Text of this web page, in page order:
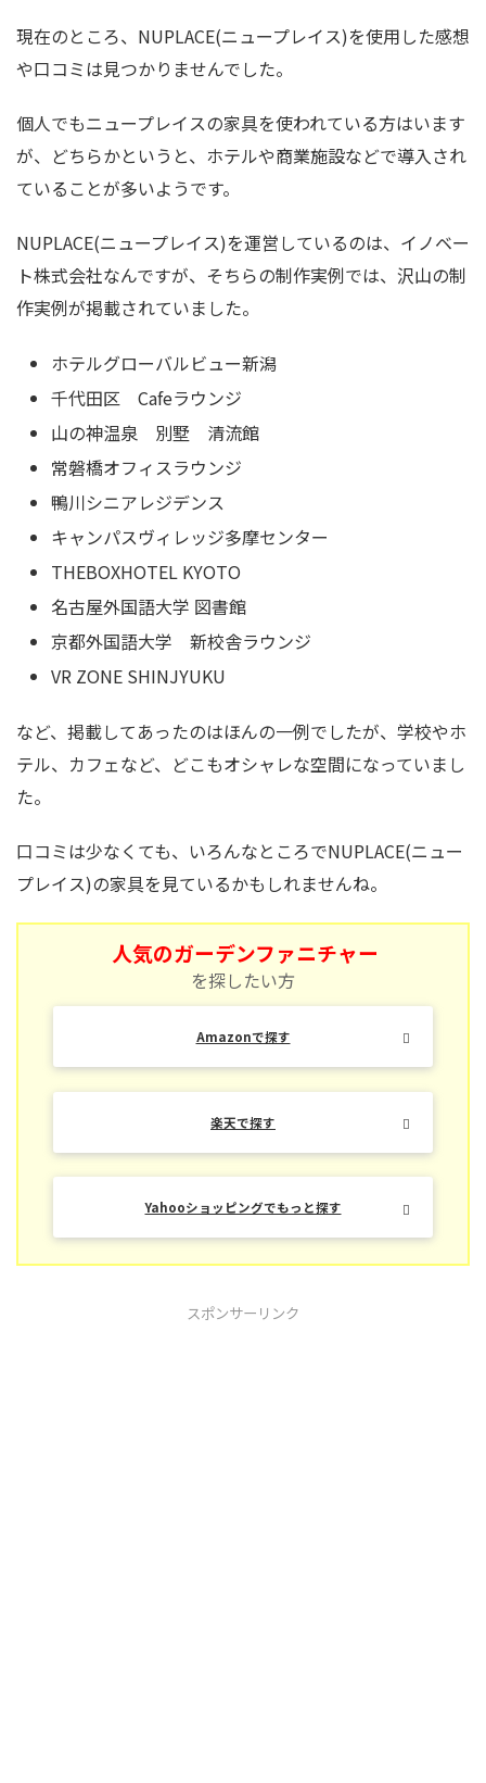
現在のところ、NUPLACE(ニュープレイス)を使用した感想
や口コミは見つかりませんでした。
個人でもニュープレイスの家具を使われている方はいます
が、どちらかというと、ホテルや商業施設などで導入され
ていることが多いようです。
NUPLACE(ニュープレイス)を運営しているのは、イノベー
ト株式会社なんですが、そちらの制作実例では、沢山の制
作実例が掲載されていました。
ホテルグローバルビュー新潟
千代田区 Cafeラウンジ
山の神温泉 別墅 清流館
常磐橋オフィスラウンジ
鴨川シニアレジデンス
キャンパスヴィレッジ多摩センター
THEBOXHOTEL KYOTO
名古屋外国語大学 図書館
京都外国語大学 新校舎ラウンジ
VR ZONE SHINJYUKU
など、掲載してあったのはほんの一例でしたが、学校やホ
テル、カフェなど、どこもオシャレな空間になっていまし
た。
口コミは少なくても、いろんなところでNUPLACE(ニュー
プレイス)の家具を見ているかもしれませんね。
人気のガーデンファニチャー
を探したい方
Amazonで探す
楽天で探す
Yahooショッピングでもっと探す
スポンサーリンク